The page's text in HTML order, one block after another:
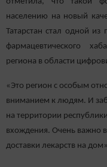
населению на новый
Татарстан стал одной
фармацевтического
региона в области
«Это регион с особым
вниманием к людям. И
на территории
вхождения. Очень важно
доставки лекарств на